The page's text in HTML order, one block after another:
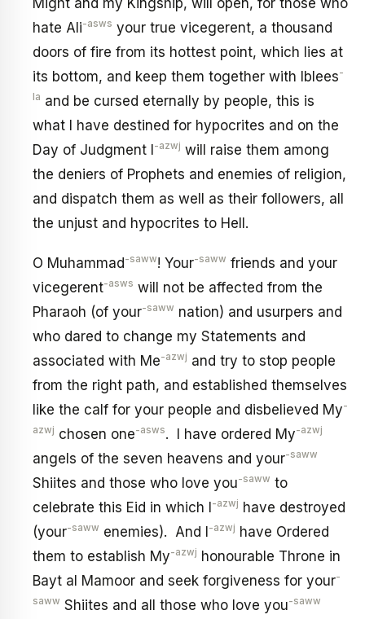
hate Ali-asws your true vicegerent, a thousand
doors of fire from its hottest point, which lies at
its bottom, and keep them together with Iblees-
la and be cursed eternally by people, this is
what I have destined for hypocrites and on the
Day of Judgment I-azwj will raise them among
the deniers of Prophets and enemies of religion,
and dispatch them as well as their followers, all
the unjust and hypocrites to Hell.
O Muhammad -saww! Your-saww friends and your
vicegerent-asws will not be affected from the
Pharaoh (of your-saww nation) and usurpers and
who dared to change my Statements and
associated with Me-azwj and try to stop people
from the right path, and established themselves
like the calf for your people and disbelieved My-
azwj chosen one-asws. I have ordered My-azwj
angels of the seven heavens and your-saww
Shiites and those who love you-saww to
celebrate this Eid in which I
-azwj have destroyed
(your-saww enemies). And I -azwj have Ordered
them to establish My-azwj honourable Throne in
Bayt al Mamoor and seek forgiveness for your-
saww Shiites and all those who love you-saww